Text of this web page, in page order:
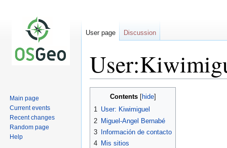
Contents
1 User: Kiwimiguel
2 Miguel-Angel Bernabé
3
Información de contacto
4 Mis sitios
User page Discussion
Main page
Current events
Recent changes
Random page
Help